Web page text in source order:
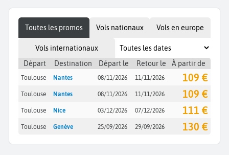
Toutes les promos Vols nationaux Vols en europe
Vols internationaux
Départ
Destination Départ le Retour le À partir de
Toulouse Nantes 08/11/2026 11/11/2026 109 €
Toulouse Nantes 08/11/2026 11/11/2026 109 €
Toulouse Nice 03/12/2026 07/12/2026 111 €
Toulouse Genève 25/09/2026 29/09/2026 130 €